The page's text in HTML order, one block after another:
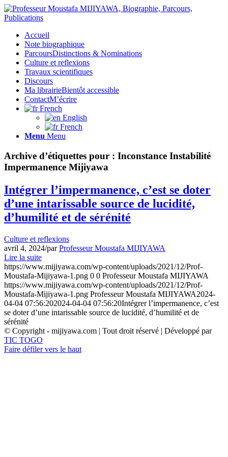
Accueil
Note biographique
ParcoursDistinctions & Nominations
Culture et reflexions
Travaux scientifiques
Discours
Ma librairieBientôt accessible
ContactM’écrire
French
English
French
Menu Menu
Archive d’étiquettes pour : Inconstance Instabilité
Impermanence Mijiyawa
Intégrer l’impermanence, c’est se doter
d’une intarissable source de lucidité,
d’humilité et de sérénité
Culture et reflexions
avril 4, 2024/parProfesseur Moustafa MIJIYAWA
Lire la suite
https://www.mijiyawa.com/wp-content/uploads/2021/12/Prof-
Moustafa-Mijiyawa-1.png 0 0 Professeur Moustafa MIJIYAWA
https://www.mijiyawa.com/wp-content/uploads/2021/12/Prof-
Moustafa-Mijiyawa-1.png Professeur Moustafa MIJIYAWA2024-
04-04 07:56:202024-04-04 07:56:20Intégrer l’impermanence, c’est
se doter d’une intarissable source de lucidité, d’humilité et de
sérénité
© Copyright - mijiyawa.com | Tout droit réservé | Développé par
TIC TOGO
Faire défiler vers le haut